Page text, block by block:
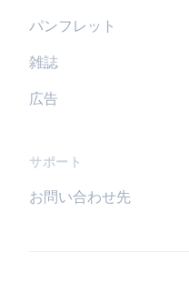
パンフレット
雑誌
広告
サポート
お問い合わせ先